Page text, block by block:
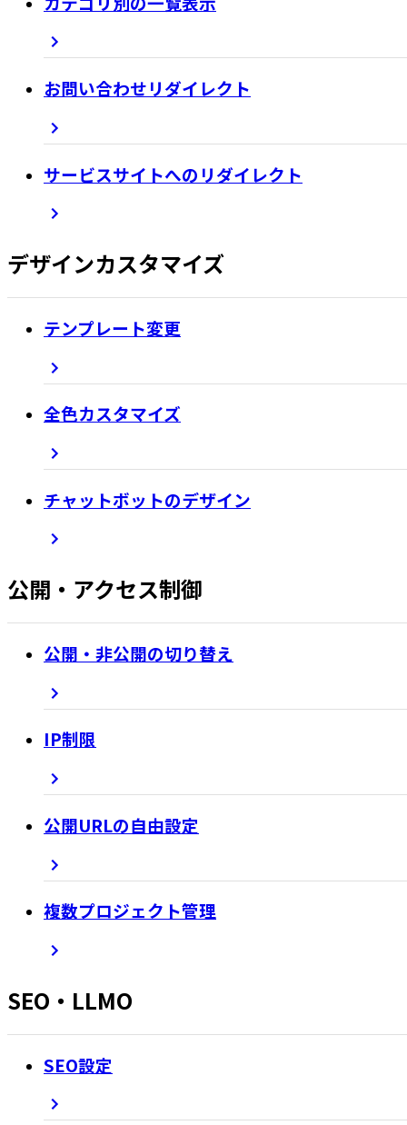
お問い合わせリダイレクト
サービスサイトへのリダイレクト
デザインカスタマイズ
テンプレート変更
全色カスタマイズ
チャットボットのデザイン
公開・アクセス制御
公開・非公開の切り替え
IP制限
公開URLの自由設定
複数プロジェクト管理
SEO・LLMO
SEO設定